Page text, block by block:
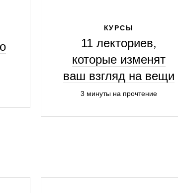
КУРСЫ
11 лекториев,
которые изменят
ваш взгляд на вещи
3 минуты на прочтение